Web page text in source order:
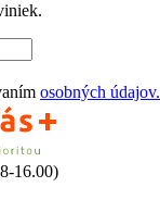
osobných údajov.
16.00)